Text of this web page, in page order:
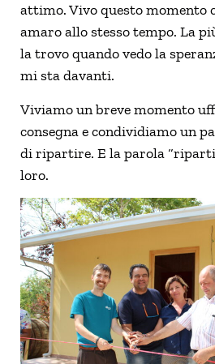
attimo. Vivo questo momento
amaro allo stesso tempo. La
la trovo quando vedo la
mi sta davanti.
Viviamo un breve momento
consegna e condividiamo un
di ripartire. E la parola
loro.